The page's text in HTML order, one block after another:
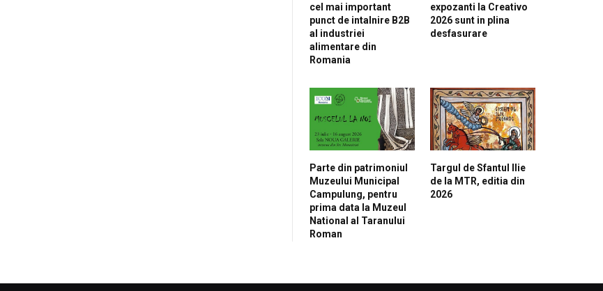
cel mai important
punct de intalnire B2B
al industriei
alimentare din
Romania
expozanti la Creativo
2026 sunt in plina
desfasurare
Parte din patrimoniul
Muzeului Municipal
Campulung, pentru
prima data la Muzeul
National al Taranului
Roman
Targul de Sfantul Ilie
de la MTR, editia din
2026